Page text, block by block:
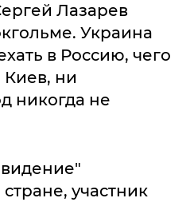
Лазарев
Украина
в Россию, чего
ни
никогда не
участник